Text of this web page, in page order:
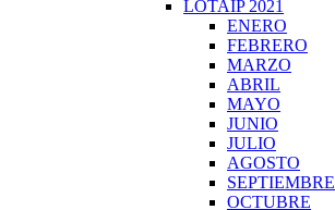
LOTAIP 2021
ENERO
FEBRERO
MARZO
ABRIL
MAYO
JUNIO
JULIO
AGOSTO
SEPTIEMBRE
OCTUBRE